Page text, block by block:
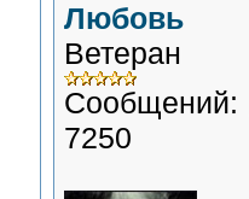
Любовь
Ветеран
Сообщений:
7250